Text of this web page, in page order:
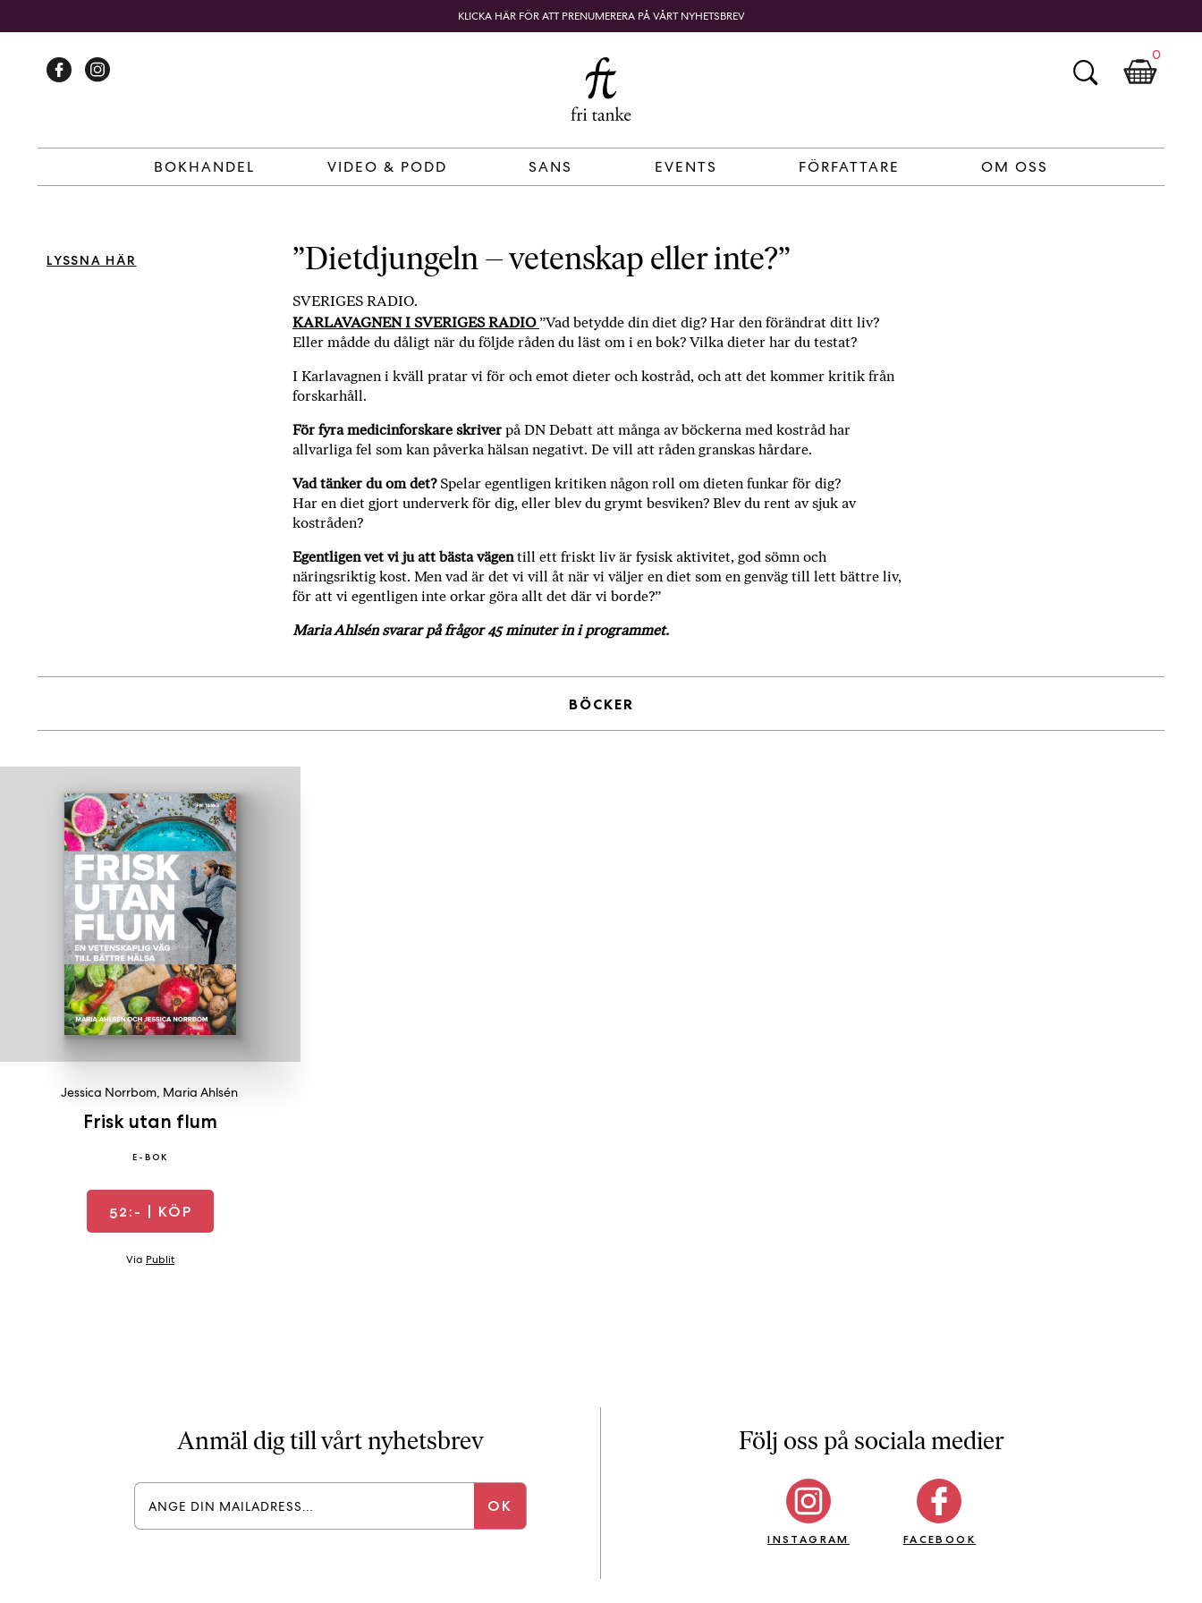
to
Fri
Tanke
o
k
h
a
n
e
å
n
e
t
,
p
b
c
k
r
o
n
i
e
h
BOKHANDEL VIDEO & PODD SANS EVENTS FÖRFATTARE OM OSS
0
KLICKA HÄR FÖR ATT PRENUMERERA PÅ VÅRT NYHETSBREV
”Dietdjungeln – vetenskap eller inte?”
LYSSNA HÄR
SVERIGES RADIO.
KARLAVAGNEN I SVERIGES RADIO ”Vad betydde din diet dig? Har den förändrat ditt liv?
Eller mådde du dåligt när du följde råden du läst om i en bok? Vilka dieter har du testat?
I Karlavagnen i kväll pratar vi för och emot dieter och kostråd, och att det kommer kritik från
forskarhåll.
För fyra medicinforskare skriver på DN Debatt att många av böckerna med kostråd har
allvarliga fel som kan påverka hälsan negativt. De vill att råden granskas hårdare.
Vad tänker du om det?Spelar egentligen kritiken någon roll om dieten funkar för dig?
Har en diet gjort underverk för dig, eller blev du grymt besviken? Blev du rent av sjuk av
kostråden?
Egentligen vet vi ju att bästa vägentill ett friskt liv är fysisk aktivitet, god sömn och
näringsriktig kost. Men vad är det vi vill åt när vi väljer en diet som en genväg till lett bättre liv,
för att vi egentligen inte orkar göra allt det där vi borde?”
Maria Ahlsén svarar på frågor 45 minuter in i programmet.
BÖCKER
Frisk utan flum
Jessica Norrbom, Maria Ahlsén
E-BOK
52:- | KÖP
Via Publit
Anmäl dig till vårt nyhetsbrev Följ oss på sociala medier
INSTAGRAM FACEBOOK